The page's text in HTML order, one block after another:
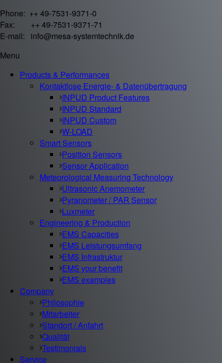
Phone: ++ 49-7531-9371-0
Fax: ++ 49-7531-9371-71
E-mail: info@mesa-systemtechnik.de
Menu
Products & Performances
Kontaktlose Energie- & Datenübertragung
INPUD Product Features
INPUD Standard
INPUD Custom
W-LOAD
Smart Sensors
Position Sensors
Sensor Application
Meteorological Measuring Technology
Ultrasonic Anemometer
Pyranometer / PAR Sensor
Luxmeter
Engineering & Production
EMS Capacities
EMS Leistungsumfang
EMS Infrastruktur
EMS your benefit
EMS examples
Company
Philosophie
Mitarbeiter
Standort / Anfahrt
Qualität
Testimonials
Service